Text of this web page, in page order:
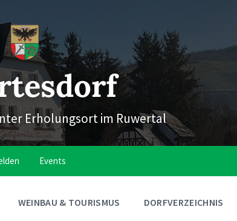
Erholungsort im Ruwertal
Events
WEINBAU & TOURISMUS DORFVERZEICHNIS